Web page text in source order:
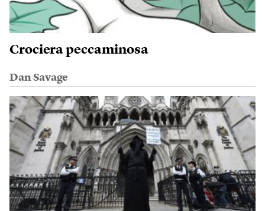
Crociera peccaminosa
Dan Savage